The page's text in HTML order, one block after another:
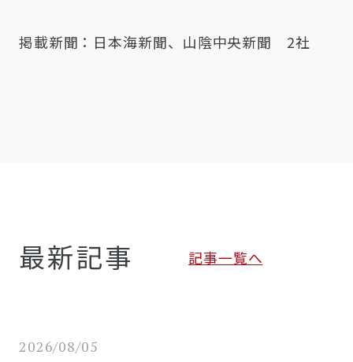
掲載新聞：日本海新聞、山陰中央新聞 2社
最新記事 記事一覧へ
2026/08/05